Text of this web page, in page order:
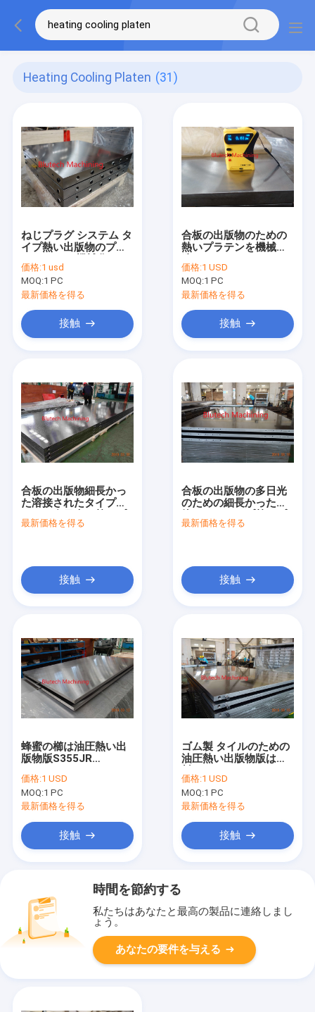
Heating Cooling Platen (31)
ねじプラグ システム タ
イプ熱い出版物のプラ
価格:1 usd
MOQ:1 PC
最新価格を得る
接触
合板の出版物のための
熱いプラテンを機械で
価格:1 USD
MOQ:1 PC
最新価格を得る
接触
合板の出版物細長かっ
た溶接されたタイプの
ラテン
最新価格を得る
接触
合板の出版物の多日光
のための細長かった溶
ラテン
最新価格を得る
接触
蜂蜜の櫛は油圧熱い出
版物版S355JR
める
価格:1 USD
MOQ:1 PC
最新価格を得る
接触
ゴム製 タイルのための
油圧熱い出版物版は材
価格:1 USD
MOQ:1 PC
最新価格を得る
接触
時間を節約する
私たちはあなたと最高の製品に連絡しまし
ょう。
あなたの要件を与える